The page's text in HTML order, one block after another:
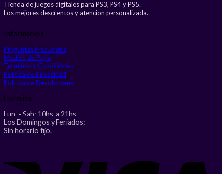
Tienda de juegos digitales para PS3, PS4 y PS5.
Los mejores descuentos y atencion personalizada.
Informacion
Preguntas Frecuentes
Medios de Pago
Terminos y Condiciones
Politica de Privacidad
Politica de Devoluciones
Horarios
Lun. - Sab: 10hs. a 21hs.
Los Domingos y Feriados:
Sin horario fijo.